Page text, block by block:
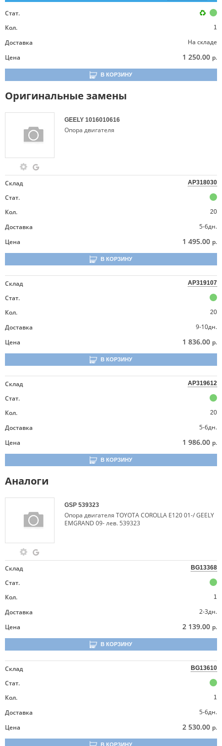
Стат.
Кол.
1
Доставка
На складе
Цена
1 250.00 р.
В КОРЗИНУ
Оригинальные замены
GEELY 1016010616
Опора двигателя
Склад AP318030
Стат.
Кол.
20
Доставка
5-6дн.
Цена
1 495.00 р.
В КОРЗИНУ
Склад AP319107
Стат.
Кол.
20
Доставка
9-10дн.
Цена
1 836.00 р.
В КОРЗИНУ
Склад AP319612
Стат.
Кол.
20
Доставка
5-6дн.
Цена
1 986.00 р.
В КОРЗИНУ
Аналоги
GSP 539323
Опора двигателя TOYOTA COROLLA E120 01-/ GEELY
EMGRAND 09- лев. 539323
Склад BG13368
Стат.
Кол.
1
Доставка
2-3дн.
Цена
2 139.00 р.
В КОРЗИНУ
Склад BG13610
Стат.
Кол.
1
Доставка
5-6дн.
Цена
2 530.00 р.
В КОРЗИНУ